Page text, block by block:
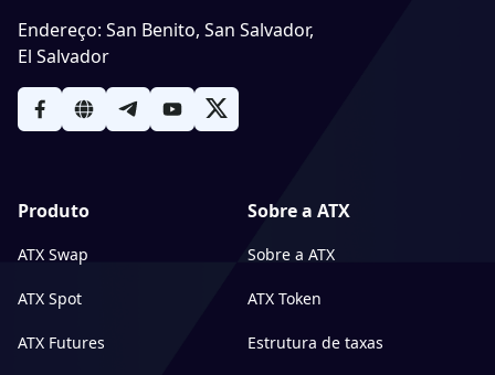
Produto
ATX Swap
ATX Spot
ATX Futures
Sobre a ATX
Sobre a ATX
ATX Token
Estrutura de taxas
Endereço: San Benito, San Salvador,
El Salvador